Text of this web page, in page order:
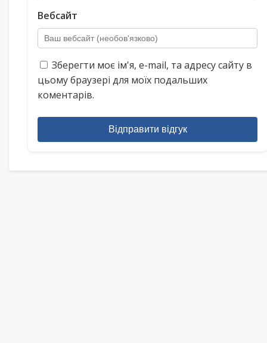
Вебсайт
Зберегти моє ім'я, e-mail, та адресу сайту в
цьому браузері для моїх подальших
коментарів.
Відправити відгук